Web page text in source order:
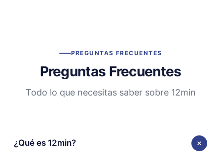
PREGUNTAS FRECUENTES
Preguntas Frecuentes
Todo lo que necesitas saber sobre 12min
¿Qué es 12min?